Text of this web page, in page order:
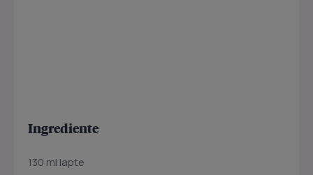
Ingrediente
130 ml lapte